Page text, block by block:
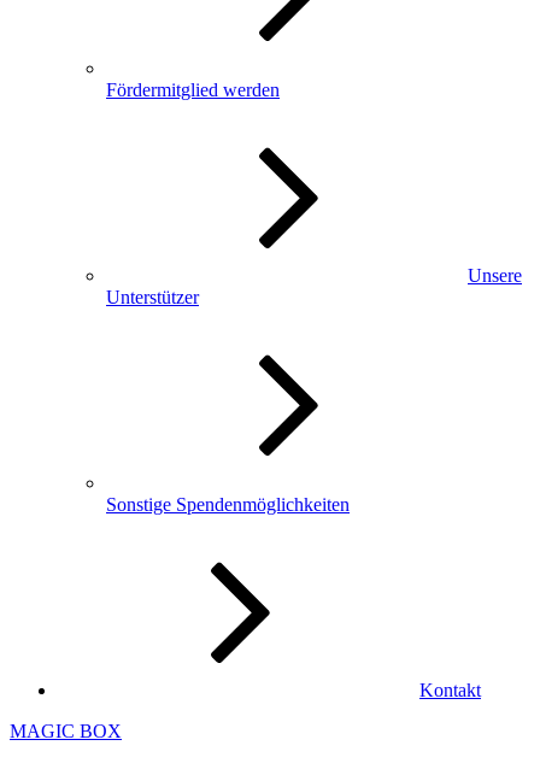
Fördermitglied werden
Unsere
Unterstützer
Sonstige Spendenmöglichkeiten
Kontakt
MAGIC BOX